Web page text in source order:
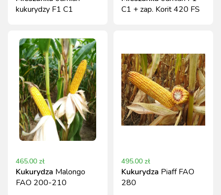
kukurydzy F1 C1
C1 + zap. Korit 420 FS
465.00 zł
Kukurydza Malongo
FAO 200-210
495.00 zł
Kukurydza Piaff FAO
280